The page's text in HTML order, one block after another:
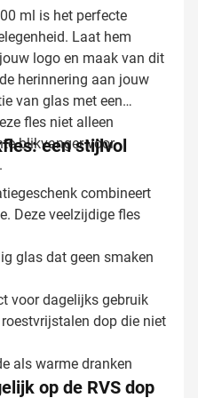
ml is het perfecte
Laat hem
logo en maak van dit
herinnering aan jouw
van glas met een
fles niet alleen
blikvanger voor
een stijlvol
combineert
Deze veelzijdige fles
glas dat geen smaken
voor dagelijks gebruik
dop die niet
als warme dranken
op de RVS dop